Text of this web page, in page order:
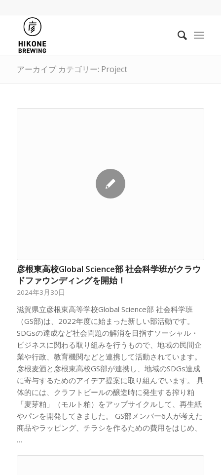
アーカイブ カテゴリー: Project
彦根東高校Global Science部 社会科学班がクラウ
ドファウンディングを開始！
2024年3月30日
滋賀県立彦根東高等学校Global Science部 社会科学班
（GS部)は、2022年度に始まった新しい部活動です。
SDGsの達成など社会問題の解消を目指すソーシャル・
ビジネスに関わる取り組みを行うもので、地域の民間企
業や行政、教育機関などと連携して活動されています。
彦根麦酒と彦根東高校GS部が連携し、地域のSDGs達成
に寄与するためのアイデア提案に取り組んでいます。 具
体的には、クラフトビールの醸造時に発生する搾り粕
「麦芽粕」（モルト粕）をアップサイクルして、再生紙
やパンを開発してきました。 GS部メンバー6人が考えた
商品やラッピング、チラシを作るための費用をはじめ、
…